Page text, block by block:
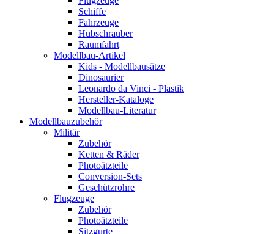
Schiffe
Fahrzeuge
Hubschrauber
Raumfahrt
Modellbau-Artikel
Kids - Modellbausätze
Dinosaurier
Leonardo da Vinci - Plastik
Hersteller-Kataloge
Modellbau-Literatur
Modellbauzubehör
Militär
Zubehör
Ketten & Räder
Photoätzteile
Conversion-Sets
Geschützrohre
Flugzeuge
Zubehör
Photoätzteile
Sitzgurte